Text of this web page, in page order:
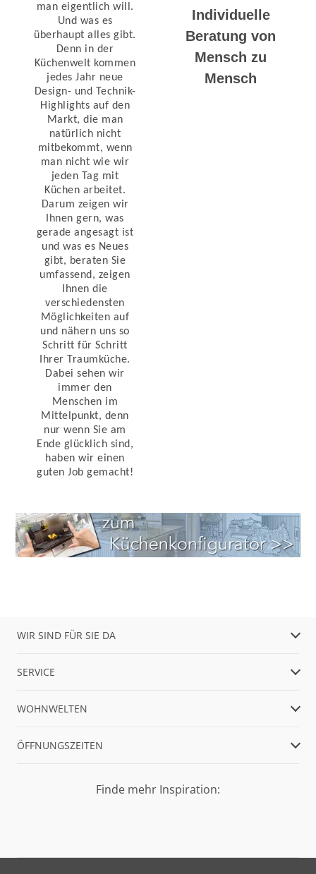
man eigentlich will.
Und was es
überhaupt alles gibt.
Denn in der
Küchenwelt kommen
jedes Jahr neue
Design- und Technik-
Highlights auf den
Markt, die man
natürlich nicht
mitbekommt, wenn
man nicht wie wir
jeden Tag mit
Küchen arbeitet.
Darum zeigen wir
Ihnen gern, was
gerade angesagt ist
und was es Neues
gibt, beraten Sie
umfassend, zeigen
Ihnen die
verschiedensten
Möglichkeiten auf
und nähern uns so
Schritt für Schritt
Ihrer Traumküche.
Dabei sehen wir
immer den
Menschen im
Mittelpunkt, denn
nur wenn Sie am
Ende glücklich sind,
haben wir einen
guten Job gemacht!
Individuelle
Beratung von
Mensch zu
Mensch
WIR SIND FÜR SIE DA
SERVICE
WOHNWELTEN
ÖFFNUNGSZEITEN
Finde mehr Inspiration: